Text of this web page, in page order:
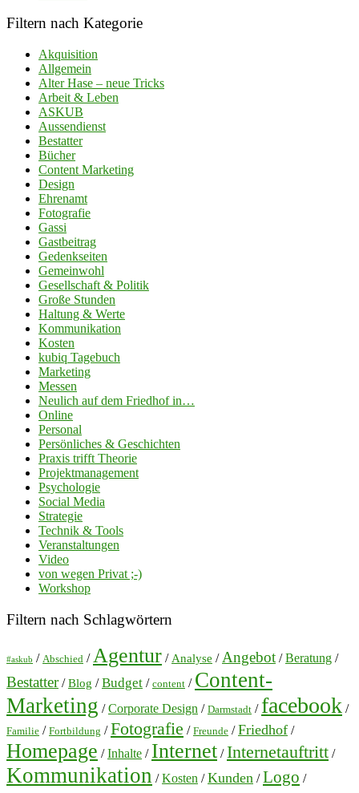
Filtern nach Kategorie
Akquisition
Allgemein
Alter Hase – neue Tricks
Arbeit & Leben
ASKUB
Aussendienst
Bestatter
Bücher
Content Marketing
Design
Ehrenamt
Fotografie
Gassi
Gastbeitrag
Gedenkseiten
Gemeinwohl
Gesellschaft & Politik
Große Stunden
Haltung & Werte
Kommunikation
Kosten
kubiq Tagebuch
Marketing
Messen
Neulich auf dem Friedhof in…
Online
Personal
Persönliches & Geschichten
Praxis trifft Theorie
Projektmanagement
Psychologie
Social Media
Strategie
Technik & Tools
Veranstaltungen
Video
von wegen Privat ;-)
Workshop
Filtern nach Schlagwörtern
#askub / Abschied / Agentur / Analyse / Angebot /Beratung /
Bestatter/Blog /Budget / content / Content-
Marketing /Corporate Design / Darmstadt / facebook /
Familie / Fortbildung /Fotografie / Freunde /Friedhof /
Homepage /Inhalte / Internet /Internetauftritt /
Kommunikation /Kosten /Kunden /Logo /